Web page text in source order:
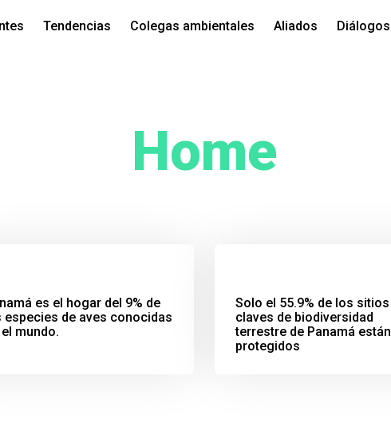
Tendencias Colegas ambientales Aliados Diálogos
Home
es el hogar del 9% de
especies de aves conocidas
mundo.
Solo el 55.9% de los sitios
claves de biodiversidad
terrestre de Panamá están
protegidos